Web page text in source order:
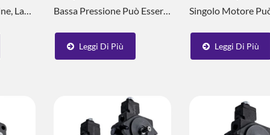
La
Le
Bassa Pressione Può Essere
- 70 Bar, E L'intervallo Di
Regolazione Del Flusso È Di
Richiedere Informazioni,...
Leggi Di Più
Singolo Motore
Due Sistemi Idraulici
Flusso In Un
Leggi Di Più
Energetico
ESG